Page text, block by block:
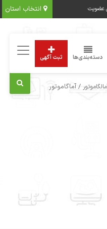
انتخاب استان عضویت
دسته‌بندی‌ها ثبت آگهی
/ آماگاموتور